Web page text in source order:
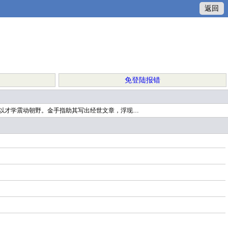
返回
免登陆报错
才学震动朝野。金手指助其写出经世文章，浮现…